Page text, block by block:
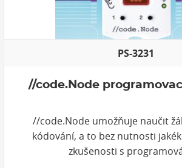
PS-3231
//code.Node
//code.Node umožňuje naučit
kódování, a to bez nutnosti
zkušenosti s